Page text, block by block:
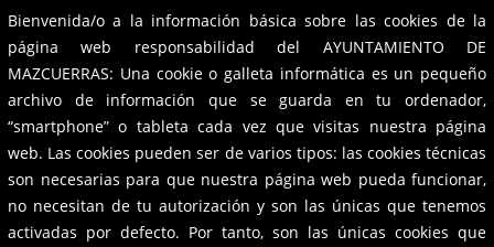
Toggle
navigation
Ayuntamiento de Mazcuerras
Bienvenida/o a la información básica sobre las cookies de la
página web responsabilidad del AYUNTAMIENTO DE
MAZCUERRAS: Una cookie o galleta informática es un pequeño
archivo de información que se guarda en tu ordenador,
“smartphone” o tableta cada vez que visitas nuestra página
web. Las cookies pueden ser de varios tipos: las cookies técnicas
son necesarias para que nuestra página web pueda funcionar,
no necesitan de tu autorización y son las únicas que tenemos
activadas por defecto. Por tanto, son las únicas cookies que
Talleres Online: El arte de
Cuidarte